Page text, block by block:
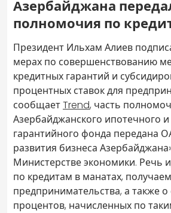
Азербайджана
полномочия по
Президент Ильхам Алиев
мерах по совершенствованию
кредитных гарантий и
процентных ставок для
сообщаетTrend, часть
Азербайджанского ипотечного
гарантийного фонда передана
развития бизнеса
Министерстве экономики. Речь
по кредитам в манатах,
предпринимательства, а также
процентов, начисленных по